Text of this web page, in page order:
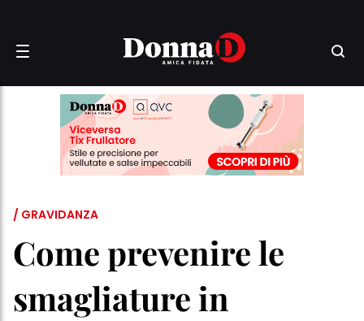
/ GRAVIDANZA
Come prevenire le
smagliature in